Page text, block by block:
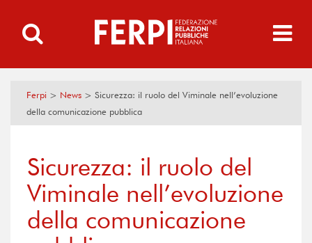
Ferpi > News > Sicurezza: il ruolo del Viminale nell’evoluzione
della comunicazione pubblica
Sicurezza: il ruolo del
Viminale nell’evoluzione
della comunicazione